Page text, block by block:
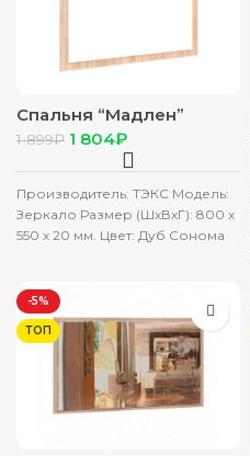
Спальня “Мадлен”
Зеркало (550*800*20)
(дуб сонома)
1 899₽ 1 804₽
Производитель: ТЭКС Модель:
Зеркало Размер (ШхВхГ): 800 х
550 х 20 мм. Цвет: Дуб Сонома
-5%
ТОП